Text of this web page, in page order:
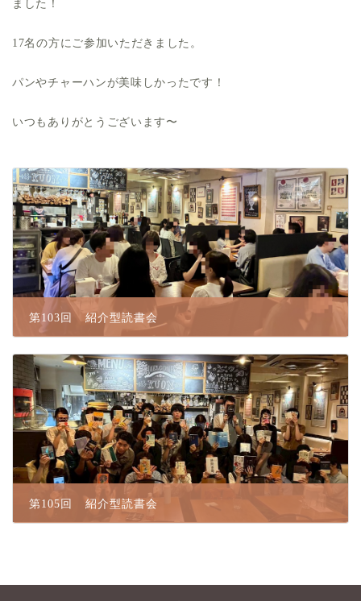
ました！
17名の方にご参加いただきました。
パンやチャーハンが美味しかったです！
いつもありがとうございます〜
第103回 紹介型読書会
第105回 紹介型読書会